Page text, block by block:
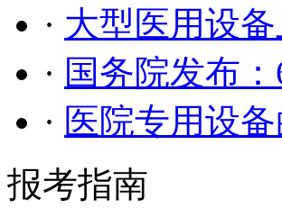
· 大型医用设
· 国务院发布
· 医院专用设
报考指南